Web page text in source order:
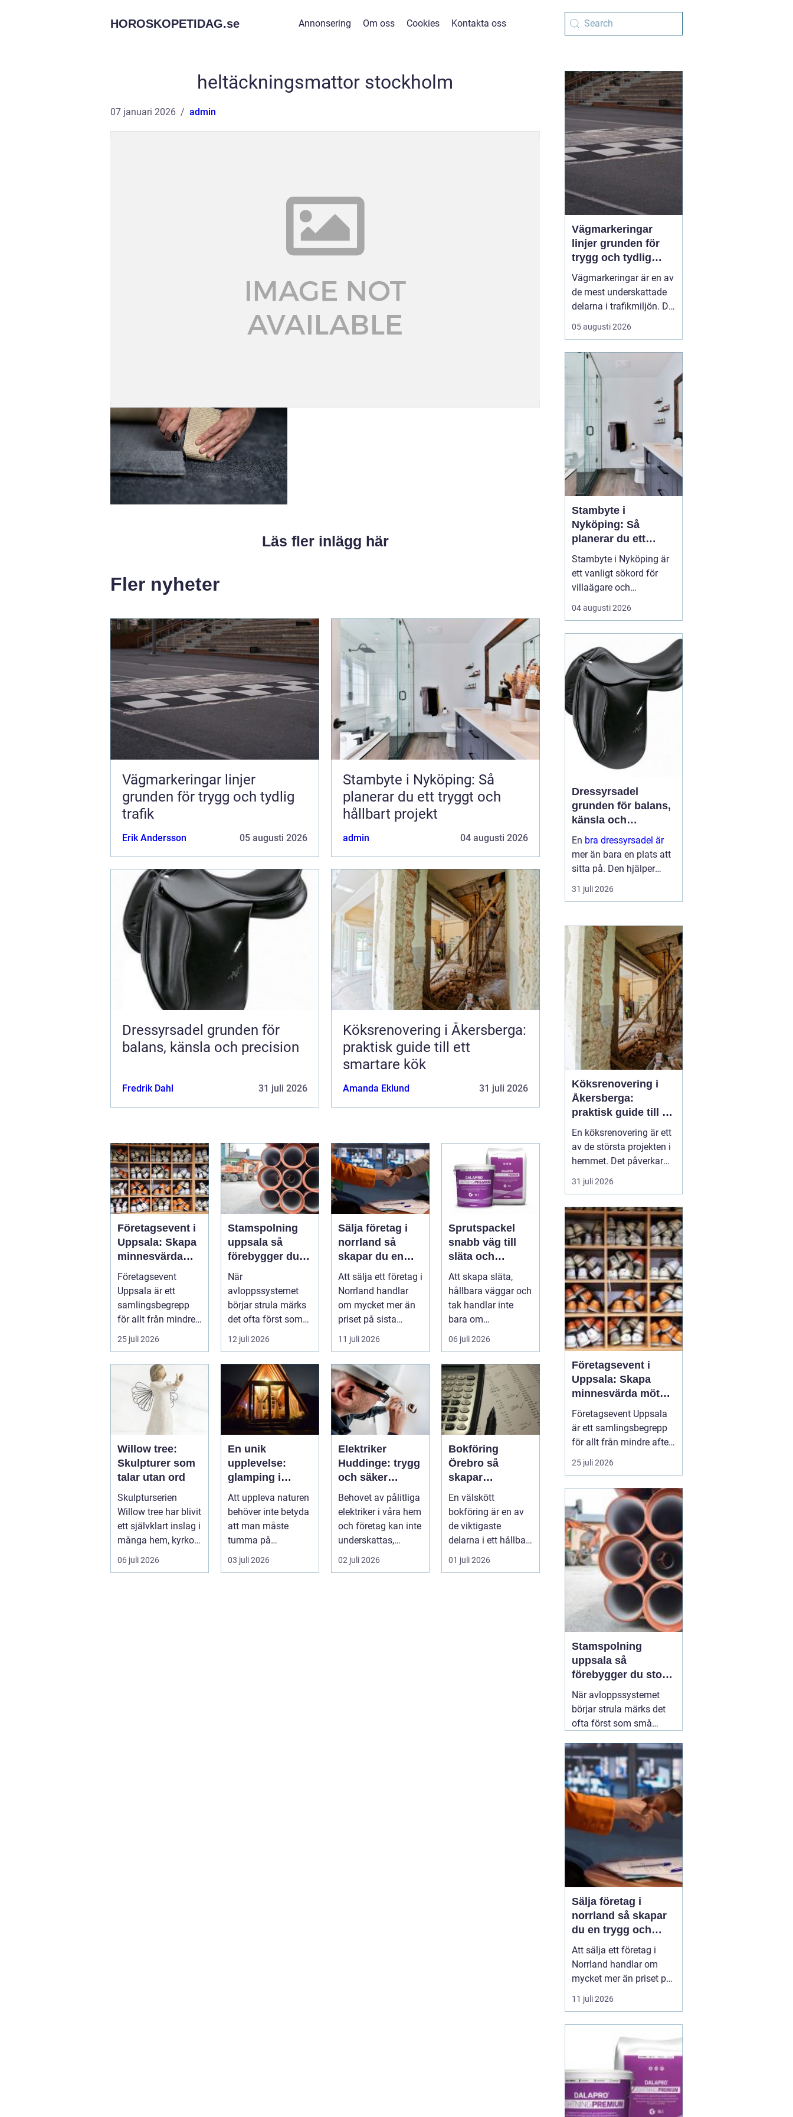
HOROSKOPETIDAG.se Annonsering Om oss Cookies Kontakta oss
heltäckningsmattor stockholm
07 januari 2026 admin
Läs fler inlägg här
Fler nyheter
Vägmarkeringar linjer
grunden för trygg och tydlig
trafik
Erik Andersson 05 augusti 2026
Stambyte i Nyköping: Så
planerar du ett tryggt och
hållbart projekt
admin 04 augusti 2026
Dressyrsadel grunden för
balans, känsla och precision
Fredrik Dahl 31 juli 2026
Köksrenovering i Åkersberga:
praktisk guide till ett
smartare kök
Amanda Eklund 31 juli 2026
Företagsevent i
Uppsala: Skapa
minnesvärda
möten som
bygger starkare
team
Företagsevent
Uppsala är ett
samlingsbegrepp
för allt från mindre
after work-tr...
25 juli 2026
Stamspolning
uppsala så
förebygger du
stopp och
vattenskador i
fastigheten
När
avloppssystemet
börjar strula märks
det ofta först som
små
irritationsmoment:
långsam avrinning
12 juli 2026
Sälja företag i
norrland så
skapar du en
trygg och
lönsam affär
Att sälja ett företag i
Norrland handlar
om mycket mer än
priset på sista
raden. För många
entrepren...
11 juli 2026
Sprutspackel
snabb väg till
släta och
hållbara ytor
Att skapa släta,
hållbara väggar och
tak handlar inte
bara om
hantverksskicklighe
t. Valet av materia...
06 juli 2026
Willow tree:
Skulpturer som
talar utan ord
Skulpturserien
Willow tree har blivit
ett självklart inslag i
många hem, kyrkor
och kapel...
06 juli 2026
En unik
upplevelse:
glamping i
Sverige
Att uppleva naturen
behöver inte betyda
att man måste
tumma på
bekvämligheten....
03 juli 2026
Elektriker
Huddinge: trygg
och säker
elinstallation
Behovet av pålitliga
elektriker i våra hem
och företag kan inte
underskattas,
s&aum...
02 juli 2026
Bokföring
Örebro så
skapar
företagare
trygghet i
ekonomin
En välskött
bokföring är en av
de viktigaste
delarna i ett hållbart
företagande. När
siffrorna stämm...
01 juli 2026
Vägmarkeringar
linjer grunden för
trygg och tydlig
trafik
Vägmarkeringar är en av
de mest underskattade
delarna i trafikmiljön. De
syns överallt, men märks
ofta först när de saknas
vägmarkeringar linjer
skaparstruktur,...
05 augusti 2026
Stambyte i
Nyköping: Så
planerar du ett
tryggt och hållbart
projekt
Stambyte i Nyköping är
ett vanligt sökord för
villaägare och
bostadsrättsföreningar
som börjar se
rörsystemet. Många vill
förstå när rören faktiskt
beh...
04 augusti 2026
Dressyrsadel
grunden för balans,
känsla och
precision
En bra dressyrsadel är
mer än bara en plats att
sitta på. Den hjälper
ryttaren att hitta en
lodrät, stabil sits, ger
genom ryggen och gör
det möjligt att
kommunic...
31 juli 2026
Köksrenovering i
Åkersberga:
praktisk guide till ett
smartare kök
En köksrenovering är ett
av de största projekten i
hemmet. Det påverkar
vardagen, hemmets
värde och hur hela
den som planerar
köksrenovering
Åkersberga gäller det att
kombinera smar...
31 juli 2026
Företagsevent i
Uppsala: Skapa
minnesvärda möten
som bygger
starkare team
Företagsevent Uppsala
är ett samlingsbegrepp
för allt från mindre after
work-träffar till större
konferenser och
Fyrishovs bowling är ett
exempel på hur en
genomtänkt miljö kan...
25 juli 2026
Stamspolning
uppsala så
förebygger du stopp
och vattenskador i
fastigheten
När avloppssystemet
börjar strula märks det
ofta först som små
långsam avrinning i kök
och badrum, bubblor i
handfatet eller en svag
men återkommande
avloppslukt. För många
fastighetsägare i
Uppsala är
Sälja företag i
norrland så skapar
du en trygg och
lönsam affär
Att sälja ett företag i
Norrland handlar om
mycket mer än priset på
sista raden. För många
entreprenörer är det en
process där årtionden av
arbete, relationer och
identitet ska byta ägare.
Samtidigt finns stora
möjligheter: intre...
11 juli 2026